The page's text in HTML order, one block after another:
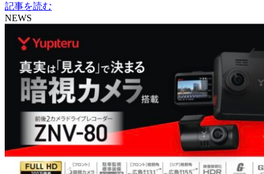
記事を読む
NEWS